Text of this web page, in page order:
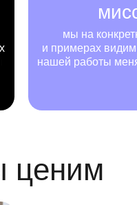
мы на
и примерах
нашей работы
ценим